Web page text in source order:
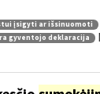
įsigyti ar išsinuomoti
gyventojo deklaracija